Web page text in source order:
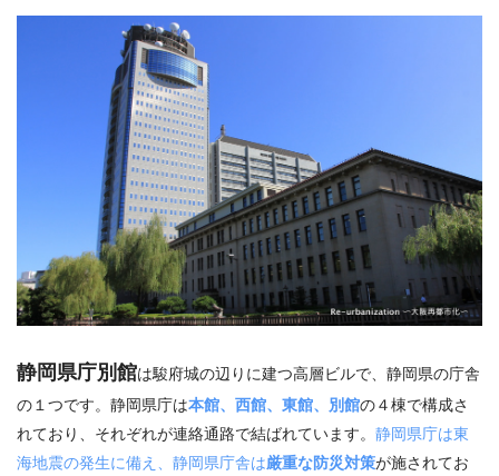
静岡県庁別館は駿府城の辺りに建つ高層ビルで、静岡県の庁舎
の１つです。静岡県庁は本館、西館、東館、別館の４棟で構成さ
れており、それぞれが連絡通路で結ばれています。 静岡県庁は東
海地震の発生に備え、静岡県庁舎は厳重な防災対策が施されてお